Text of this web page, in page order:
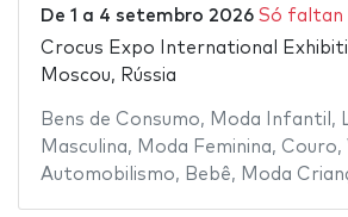
De 1 a 4 setembro 2026 Só faltan
Crocus Expo International
Moscou, Rússia
Bens de Consumo, Moda Infantil ,
Masculina, Moda Feminina, Couro,
Automobilismo, Bebê, Moda